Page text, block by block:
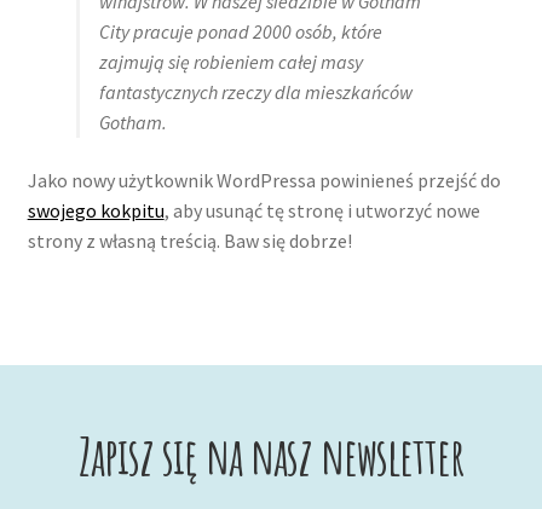
City pracuje ponad 2000 osób, które
zajmują się robieniem całej masy
fantastycznych rzeczy dla mieszkańców
Gotham.
Jako nowy użytkownik WordPressa powinieneś przejść do
swojego kokpitu, aby usunąć tę stronę i utworzyć nowe
strony z własną treścią. Baw się dobrze!
Zapisz się na nasz newsletter